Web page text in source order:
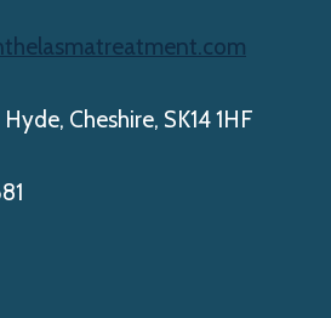
Cheshire, SK14 1HF